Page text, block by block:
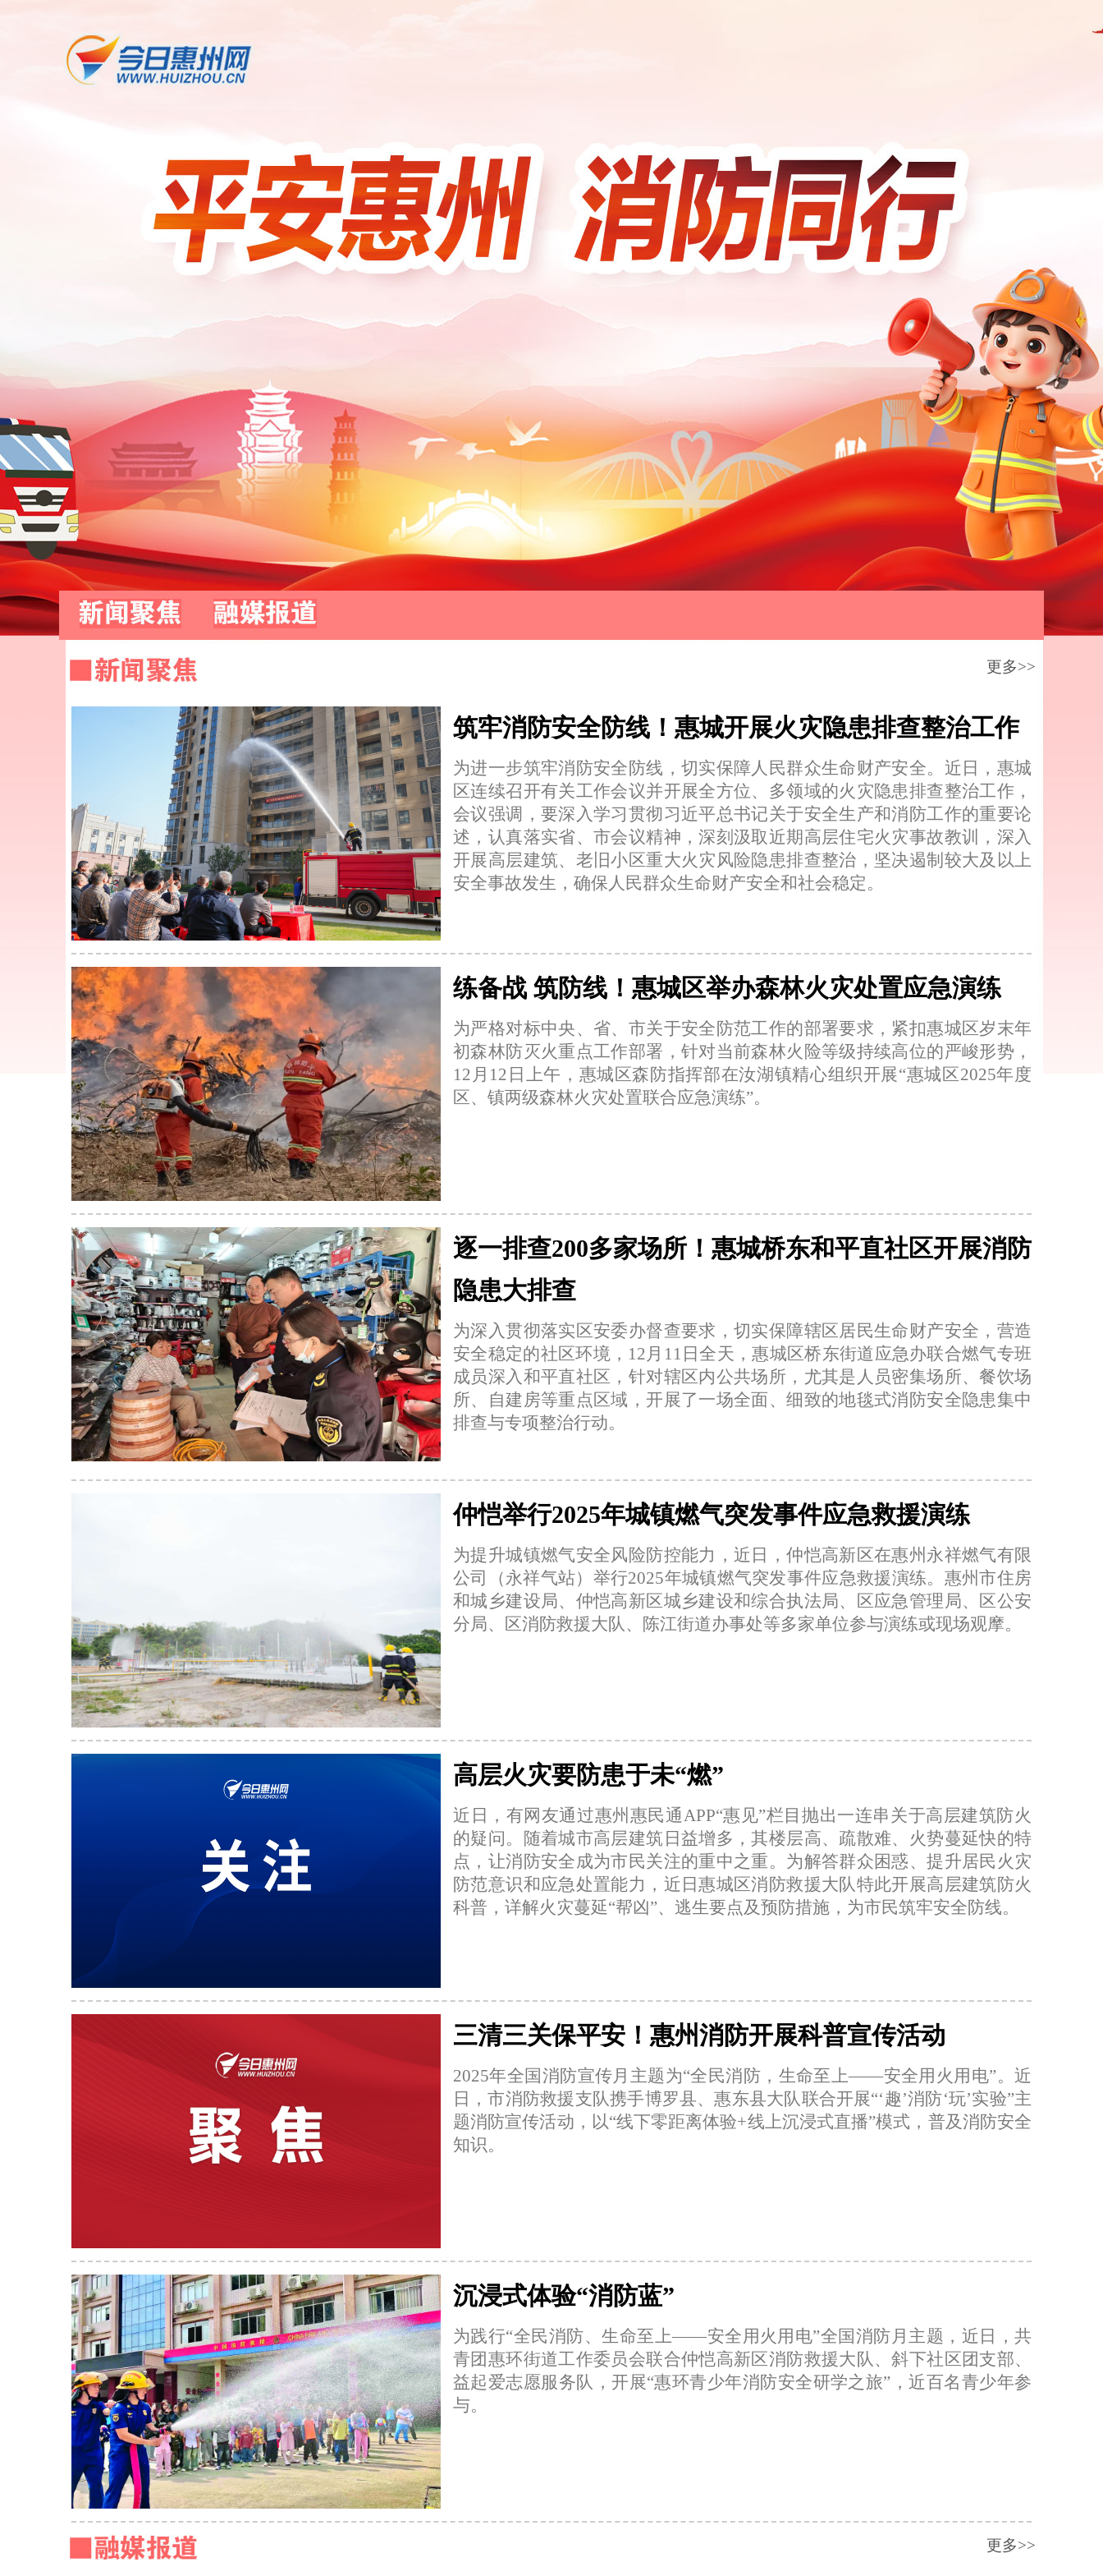
更多>>
筑牢消防安全防线！惠城开展火灾隐患排查整治工作
为进一步筑牢消防安全防线，切实保障人民群众生命财产安全。近日，惠城
区连续召开有关工作会议并开展全方位、多领域的火灾隐患排查整治工作，
会议强调，要深入学习贯彻习近平总书记关于安全生产和消防工作的重要论
述，认真落实省、市会议精神，深刻汲取近期高层住宅火灾事故教训，深入
开展高层建筑、老旧小区重大火灾风险隐患排查整治，坚决遏制较大及以上
安全事故发生，确保人民群众生命财产安全和社会稳定。
练备战 筑防线！惠城区举办森林火灾处置应急演练
为严格对标中央、省、市关于安全防范工作的部署要求，紧扣惠城区岁末年
初森林防灭火重点工作部署，针对当前森林火险等级持续高位的严峻形势，
12月12日上午，惠城区森防指挥部在汝湖镇精心组织开展“惠城区2025年度
区、镇两级森林火灾处置联合应急演练”。
逐一排查200多家场所！惠城桥东和平直社区开展消防
隐患大排查
为深入贯彻落实区安委办督查要求，切实保障辖区居民生命财产安全，营造
安全稳定的社区环境，12月11日全天，惠城区桥东街道应急办联合燃气专班
成员深入和平直社区，针对辖区内公共场所，尤其是人员密集场所、餐饮场
所、自建房等重点区域，开展了一场全面、细致的地毯式消防安全隐患集中
排查与专项整治行动。
仲恺举行2025年城镇燃气突发事件应急救援演练
为提升城镇燃气安全风险防控能力，近日，仲恺高新区在惠州永祥燃气有限
公司（永祥气站）举行2025年城镇燃气突发事件应急救援演练。惠州市住房
和城乡建设局、仲恺高新区城乡建设和综合执法局、区应急管理局、区公安
分局、区消防救援大队、陈江街道办事处等多家单位参与演练或现场观摩。
高层火灾要防患于未“燃”
近日，有网友通过惠州惠民通APP“惠见”栏目抛出一连串关于高层建筑防火
的疑问。随着城市高层建筑日益增多，其楼层高、疏散难、火势蔓延快的特
点，让消防安全成为市民关注的重中之重。为解答群众困惑、提升居民火灾
防范意识和应急处置能力，近日惠城区消防救援大队特此开展高层建筑防火
科普，详解火灾蔓延“帮凶”、逃生要点及预防措施，为市民筑牢安全防线。
三清三关保平安！惠州消防开展科普宣传活动
2025年全国消防宣传月主题为“全民消防，生命至上——安全用火用电”。近
日，市消防救援支队携手博罗县、惠东县大队联合开展“‘趣’消防‘玩’实验”主
题消防宣传活动，以“线下零距离体验+线上沉浸式直播”模式，普及消防安全
知识。
沉浸式体验“消防蓝”
为践行“全民消防、生命至上——安全用火用电”全国消防月主题，近日，共
青团惠环街道工作委员会联合仲恺高新区消防救援大队、斜下社区团支部、
益起爱志愿服务队，开展“惠环青少年消防安全研学之旅”，近百名青少年参
与。
更多>>